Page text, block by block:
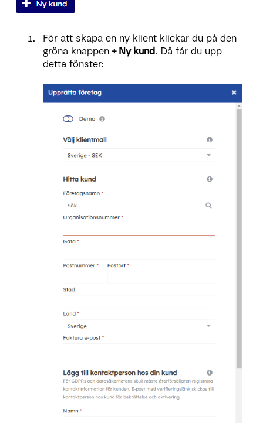
För att skapa en ny klient klickar du på den
gröna knappen + Ny kund. Då får du upp
detta fönster: